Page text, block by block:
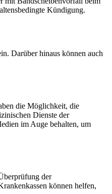
Kündigung.
Darüber hinaus können auch
die Möglichkeit, die
Dienste der
im Auge behalten, um
der
können helfen,